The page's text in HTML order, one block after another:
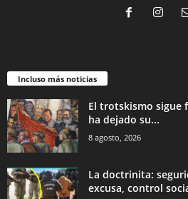
Incluso más noticias
El trotskismo sigue
ha dejado su...
8 agosto, 2026
La doctrinita:
excusa, control